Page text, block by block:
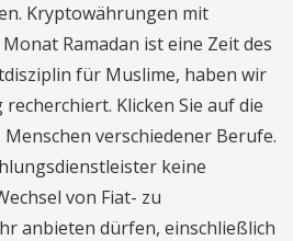
Kryptowährungen mit
Ramadan ist eine Zeit des
für Muslime, haben wir
Klicken Sie auf die
verschiedener Berufe.
keine
von Fiat- zu
anbieten dürfen, einschließlich